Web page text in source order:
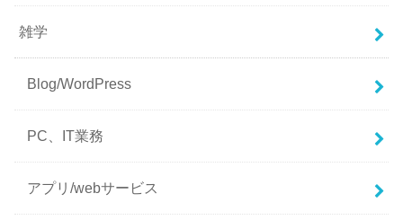
雑学
Blog/WordPress
PC、IT業務
アプリ/webサービス